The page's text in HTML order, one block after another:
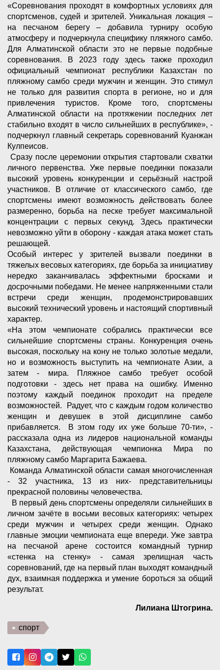
«Соревнования проходят в комфортных условиях для
спортсменов, судей и зрителей. Уникальная локация –
на песчаном берегу – добавила турниру особую
атмосферу и подчеркнула специфику пляжного самбо.
Для Алматинской области это не первые подобные
соревнования. В 2023 году здесь также проходил
официальный чемпионат республики Казахстан по
пляжному самбо среди мужчин и женщин. Это стимул
не только для развития спорта в регионе, но и для
привлечения туристов. Кроме того, спортсмены
Алматинской области на протяжении последних лет
стабильно входят в число сильнейших в республике», -
подчеркнул главный секретарь соревнований Куанжан
Кулпеисов.
Сразу после церемонии открытия стартовали схватки
личного первенства. Уже первые поединки показали
высокий уровень конкуренции и серьёзный настрой
участников. В отличие от классического самбо, где
спортсмены имеют возможность действовать более
размеренно, борьба на песке требует максимальной
концентрации с первых секунд. Здесь практически
невозможно уйти в оборону - каждая атака может стать
решающей.
Особый интерес у зрителей вызвали поединки в
тяжелых весовых категориях, где борьба за инициативу
нередко заканчивалась эффектными бросками и
досрочными победами. Не менее напряженными стали
встречи среди женщин, продемонстрировавших
высокий технический уровень и настоящий спортивный
характер.
«На этом чемпионате собрались практически все
сильнейшие спортсмены страны. Конкуренция очень
высокая, поскольку на кону не только золотые медали,
но и возможность выступить на чемпионате Азии, а
затем - мира. Пляжное самбо требует особой
подготовки - здесь нет права на ошибку. Именно
поэтому каждый поединок проходит на пределе
возможностей. Радует, что с каждым годом количество
женщин и девушек в этой дисциплине самбо
прибавляется. В этом году их уже больше 70-ти», -
рассказала одна из лидеров национальной команды
Казахстана, действующая чемпионка Мира по
пляжному самбо Маргарита Бажаева.
Команда Алматинской области самая многочисленная
- 32 участника, 13 из них- представительницы
прекрасной половины человечества.
В первый день спортсмены определяли сильнейших в
личном зачёте в восьми весовых категориях: четырех
среди мужчин и четырех среди женщин. Однако
главные эмоции чемпионата еще впереди. Уже завтра
на песчаной арене состоится командный турнир
«стенка на стенку» - самая зрелищная часть
соревнований, где на первый план выходят командный
дух, взаимная поддержка и умение бороться за общий
результат.
Лилиана Штогрина.
спорт